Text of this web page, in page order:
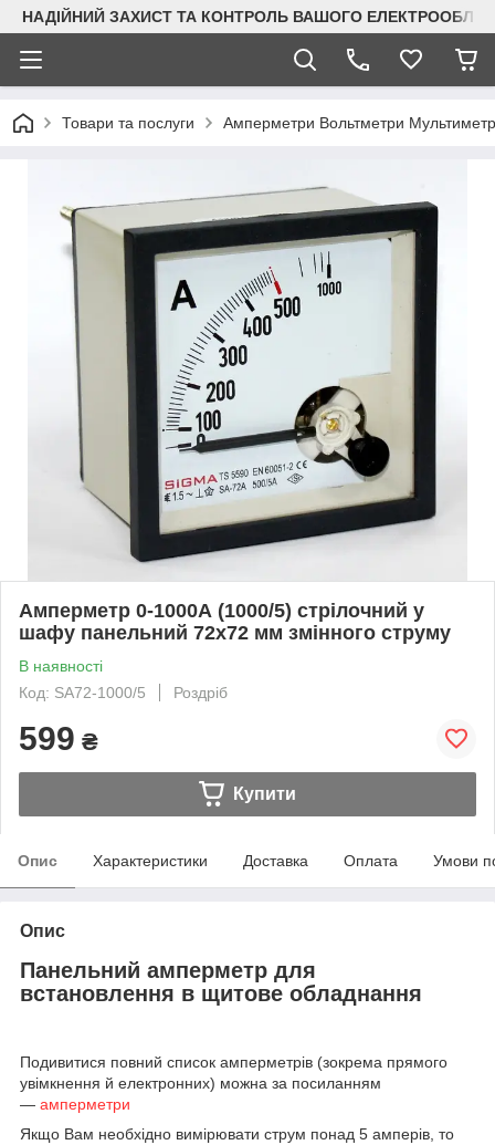
НАДІЙНИЙ ЗАХИСТ ТА КОНТРОЛЬ ВАШОГО
Товари та послуги Амперметри Вольтметри
Амперметр 0-1000А (1000/5) стрілочний у
шафу панельний 72х72 мм змінного струму
В наявності
Код: SA72-1000/5
Роздріб
599 ₴
Купити
Опис Характеристики Доставка Оплата Умови
Опис
Панельний амперметр для
встановлення в щитове обладнання
Подивитися повний список амперметрів (зокрема прямого
увімкнення й електронних) можна за посиланням
— амперметри
Якщо Вам необхідно вимірювати струм понад 5 амперів, то